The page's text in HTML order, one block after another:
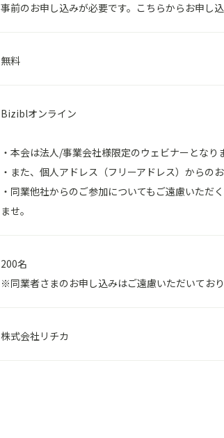
事前のお申し込みが必要です。 こちらからお申し
無料
Biziblオンライン
・本会は法人/事業会社様限定のウェビナーとなり
・また、個人アドレス（フリーアドレス）からの
・同業他社からのご参加についてもご遠慮いただ
ませ。
200名
※同業者さまのお申し込みはご遠慮いただいており
株式会社リチカ